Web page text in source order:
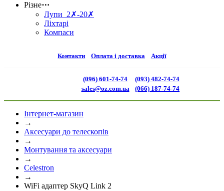
Різне⋯
Лупи 2✗-20✗
Ліхтарі
Компаси
Контакти Оплата і доставка Акції
(096) 601-74-74
sales@oz.com.ua
(093) 482-74-74
(066) 187-74-74
Інтернет-магазин
→
Аксесуари до телескопів
→
Монтування та аксесуари
→
Celestron
→
WiFi адаптер SkyQ Link 2